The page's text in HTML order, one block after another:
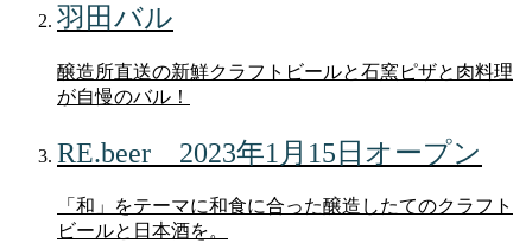
羽田バル
醸造所直送の新鮮クラフトビールと石窯ピザと肉料理
が自慢のバル！
RE.beer 2023年1月15日オープン
「和」をテーマに和食に合った醸造したてのクラフト
ビールと日本酒を。